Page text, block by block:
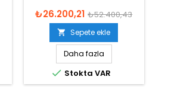
₺26.200,21 ₺52.400,43
 Sepete ekle
Daha fazla
 Stokta VAR